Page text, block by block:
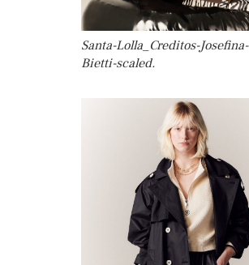
Santa-Lolla_Creditos-Josefina-
Bietti-scaled.